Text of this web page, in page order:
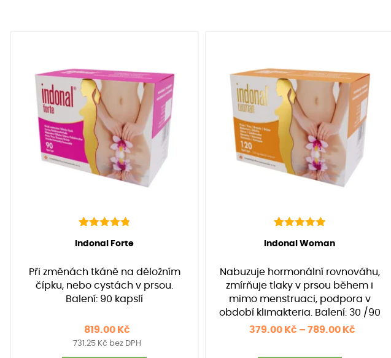
4.90
základě
hodnocení
zákazníků
(Hodnocení:136
Indonal Forte
Při změnách tkáně na děložním
čípku, nebo cystách v prsou.
Balení: 90 kapslí
819.00 Kč
731.25 Kč bez DPH
4.97
základě
hodnocení
zákazníků
(Hodnocení:88)
Indonal Woman
Nabuzuje hormonální rovnováhu,
zmírňuje tlaky v prsou během i
mimo menstruaci, podpora v
období klimakteria. Balení: 30 /90
/120 kapslí
379.00 Kč – 789.00 KčRozpětí